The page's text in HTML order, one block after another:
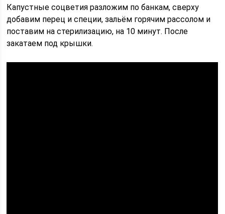
Капустные соцветия разложим по банкам, сверху
добавим перец и специи, зальём горячим рассолом и
поставим на стерилизацию, на 10 минут. После
закатаем под крышки.